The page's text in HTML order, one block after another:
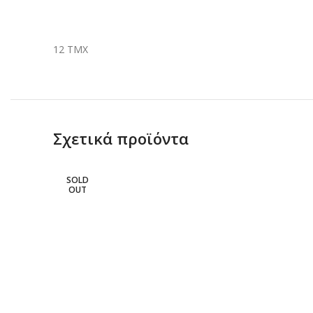
12 ΤΜΧ
Σχετικά προϊόντα
SOLD
OUT